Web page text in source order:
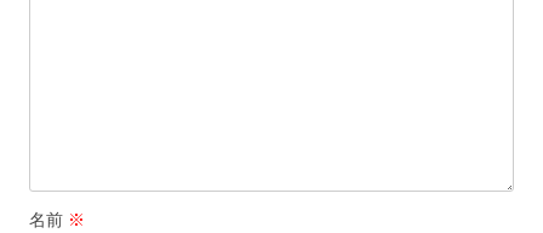
名前 ※